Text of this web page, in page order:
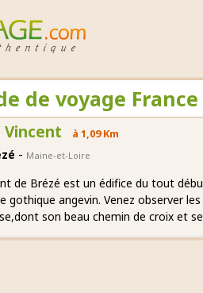
de voyage France
Vincent à 1,09 Km
- Maine-et-Loire
de Brézé est un édifice du tout
gothique angevin. Venez observer
son beau chemin de croix et